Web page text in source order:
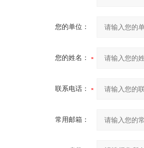
您的单位：
您的姓名：
联系电话：
常用邮箱：